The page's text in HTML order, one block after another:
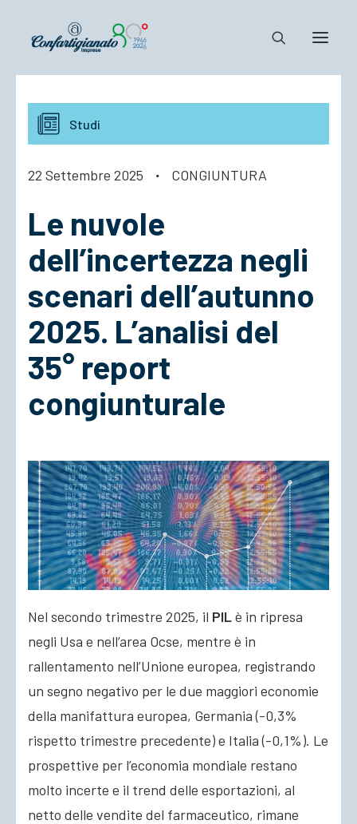
Notizie e Documenti
Confartigianato
Cosa Facciamo
ACCEDI
Studi
22 Settembre 2025 · CONGIUNTURA
Le nuvole
dell’incertezza negli
scenari dell’autunno
2025. L’analisi del
35° report
congiunturale
Nel secondo trimestre 2025, il PILè in ripresa
negli Usa e nell’area Ocse, mentre è in
rallentamento nell’Unione europea, registrando
un segno negativo per le due maggiori economie
della manifattura europea, Germania (-0,3%
rispetto trimestre precedente) e Italia (-0,1%). Le
prospettive per l’economia mondiale restano
molto incerte e il trend delle esportazioni, al
netto delle vendite del farmaceutico, rimane